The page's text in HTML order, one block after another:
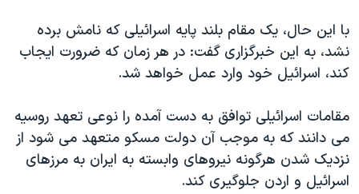
با این حال، یک مقام بلند پایه اسرائیلی که نامش برده
نشد، به این خبرگزاری گفت: در هر زمان که ضرورت ایجاب
کند، اسرائیل خود وارد عمل خواهد شد.
مقامات اسرائیلی توافق به دست آمده را نوعی تعهد روسیه
می دانند که به موجب آن دولت مسکو متعهد می شود از
نزدیک شدن هرگونه نیروهای وابسته به ایران به مرزهای
اسرائیل و اردن جلوگیری کند.